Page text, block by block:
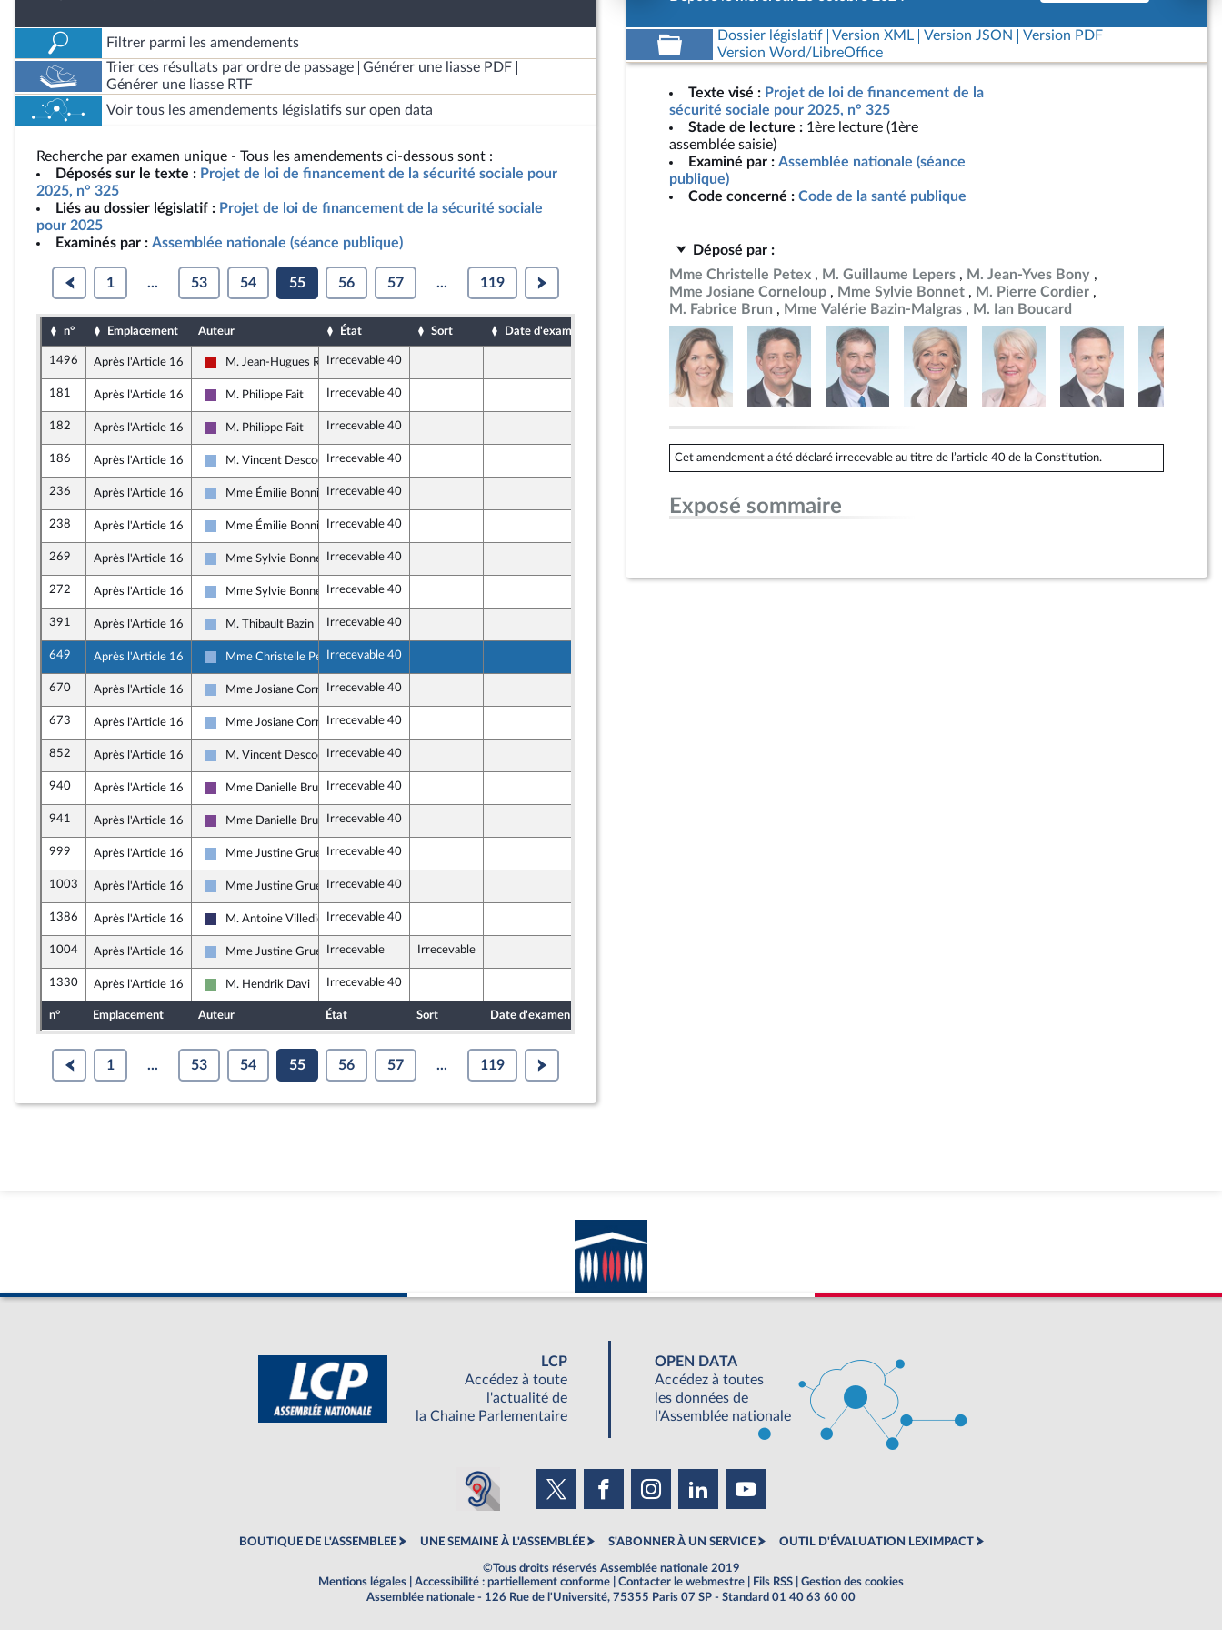
Filtrer parmi les amendements
Trier ces résultats par ordre de passage
Générer une liasse PDF
Générer une liasse RTF
Voir tous les amendements législatifs sur open data
Recherche par examen unique - Tous les amendements ci-dessous sont :
Déposés sur le texte : Projet de loi de financement de la sécurité sociale pour
2025, n° 325
Liés au dossier législatif : Projet de loi de financement de la sécurité sociale
pour 2025
Examinés par : Assemblée nationale (séance publique)
1 ... 53 54 55 56 57 ... 119
n° Emplacement Auteur État Sort Date d'examen Date de dépôt
1496 Après l'Article 16
La France insoumise - Nouveau Front Populaire
M. Jean-Hugues RatenonIrrecevable 40 24 octobre 2024
181 Après l'Article 16
Ensemble pour la République
M. Philippe Fait Irrecevable 40 15 octobre 2024
182 Après l'Article 16
Ensemble pour la République
M. Philippe Fait Irrecevable 40 15 octobre 2024
186 Après l'Article 16
Droite Républicaine
M. Vincent DescoeurIrrecevable 40 15 octobre 2024
236 Après l'Article 16
Droite Républicaine
Mme Émilie BonnivardIrrecevable 40
238 Après l'Article 16
Droite Républicaine
Mme Émilie BonnivardIrrecevable 40
269 Après l'Article 16
Droite Républicaine
Mme Sylvie Bonnet Irrecevable 40
272 Après l'Article 16
Droite Républicaine
Mme Sylvie Bonnet Irrecevable 40
391 Après l'Article 16
Droite Républicaine
M. Thibault Bazin Irrecevable 40
649 Après l'Article 16
Droite Républicaine
Mme Christelle PetexIrrecevable 40
670 Après l'Article 16
Droite Républicaine
Mme Josiane CorneloupIrrecevable 40
673 Après l'Article 16
Droite Républicaine
Mme Josiane CorneloupIrrecevable 40
852 Après l'Article 16
Droite Républicaine
M. Vincent DescoeurIrrecevable 40
940 Après l'Article 16
Ensemble pour la République
Mme Danielle BruleboisIrrecevable 40
941 Après l'Article 16
Ensemble pour la République
Mme Danielle BruleboisIrrecevable 40
999 Après l'Article 16
Droite Républicaine
Mme Justine Gruet Irrecevable 40
1003 Après l'Article 16
Droite Républicaine
Mme Justine Gruet Irrecevable 40
1386 Après l'Article 16
Rassemblement National
M. Antoine VilledieuIrrecevable 40
1004 Après l'Article 16
Droite Républicaine
Mme Justine Gruet Irrecevable Irrecevable
1330 Après l'Article 16
Écologiste et Social
M. Hendrik Davi Irrecevable 40
n° Emplacement Auteur État Sort Date d'examen
1 ... 53 54 55 56 57 ... 119
Dossier législatif Version XML Version JSON
Version PDF
Version Word/LibreOffice
Texte visé : Projet de loi de financement de la
sécurité sociale pour 2025, n° 325
Stade de lecture : 1ère lecture (1ère
assemblée saisie)
Examiné par : Assemblée nationale (séance
publique)
Code concerné : Code de la santé publique
Déposé par :
Mme Christelle Petex
M. Guillaume Lepers
M. Jean-Yves Bony
Mme Josiane Corneloup
Mme Sylvie Bonnet
M. Pierre Cordier
M. Fabrice Brun
Mme Valérie Bazin-Malgras M. Ian Boucard
Cet amendement a été déclaré irrecevable au titre de l’article 40 de la Constitution.
Exposé sommaire
LCP
Accédez à toute
l'actualité de
la Chaine Parlementaire
OPEN DATA
Accédez à toutes
les données de
l'Assemblée nationale
BOUTIQUE DE L'ASSEMBLEE UNE SEMAINE À L'ASSEMBLÉE S'ABONNER À UN SERVICE OUTIL D'ÉVALUATION LEXIMPACT
©Tous droits réservés Assemblée nationale 2019
Mentions légales
Accessibilité : partiellement conforme Contacter le webmestre Fils RSS
Gestion des cookies
Assemblée nationale - 126 Rue de l'Université, 75355 Paris 07 SP - Standard 01 40 63 60 00